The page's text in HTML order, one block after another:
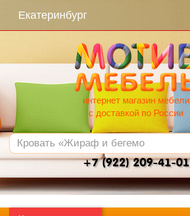
Екатеринбург
интернет магазин мебели
с доставкой по России
+7 (922) 209-41-01